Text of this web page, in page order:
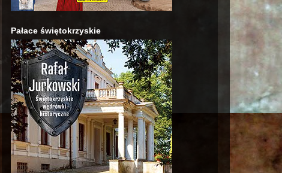
Pałace świętokrzyskie